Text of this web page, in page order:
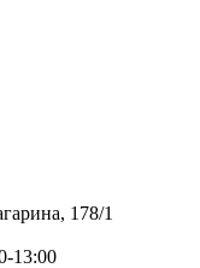
178/1
13:00